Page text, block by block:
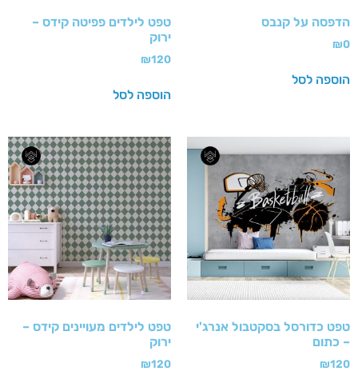
הדפסה על קנבס
₪0
הוספה לסל
טפט לילדים פפיטה קידס –
ירוק
₪120
הוספה לסל
טפט כדורסל בסקטבול אנרג'י
– כתום
₪120
טפט לילדים מעויינים קידס –
ירוק
₪120